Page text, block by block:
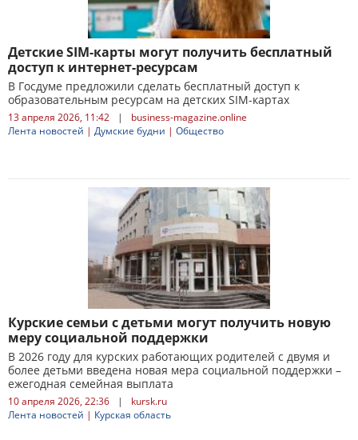
Детские SIM-карты могут получить бесплатный
доступ к интернет-ресурсам
В Госдуме предложили сделать бесплатный доступ к
образовательным ресурсам на детских SIM-картах
13 апреля 2026, 11:42 |
business-magazine.online
Лента новостей | Думские будни | Общество
Курские семьи с детьми могут получить новую
меру социальной поддержки
В 2026 году для курских работающих родителей с двумя и
более детьми введена новая мера социальной поддержки –
ежегодная семейная выплата
10 апреля 2026, 22:36 |
kursk.ru
Лента новостей | Курская область